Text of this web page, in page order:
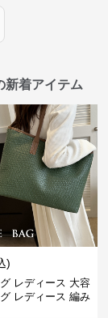
新着アイテム
)
レディース 大容
レディース 編み